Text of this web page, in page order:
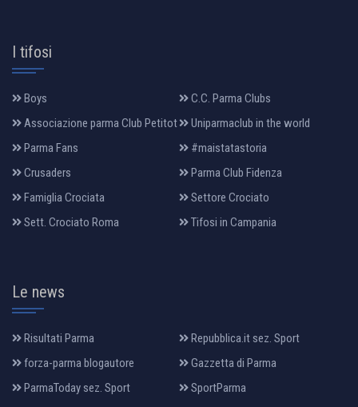
I tifosi
Boys
C.C. Parma Clubs
Associazione parma Club Petitot
Uniparmaclub in the world
Parma Fans
#maistatastoria
Crusaders
Parma Club Fidenza
Famiglia Crociata
Settore Crociato
Sett. Crociato Roma
Tifosi in Campania
Le news
Risultati Parma
Repubblica.it sez. Sport
forza-parma blogautore
Gazzetta di Parma
ParmaToday sez. Sport
SportParma